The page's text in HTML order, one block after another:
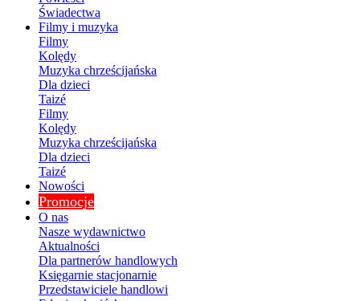
Świadectwa
Filmy i muzyka
Filmy
Kolędy
Muzyka chrześcijańska
Dla dzieci
Taizé
Filmy
Kolędy
Muzyka chrześcijańska
Dla dzieci
Taizé
Nowości
Promocje
O nas
Nasze wydawnictwo
Aktualności
Dla partnerów handlowych
Księgarnie stacjonarnie
Przedstawiciele handlowi